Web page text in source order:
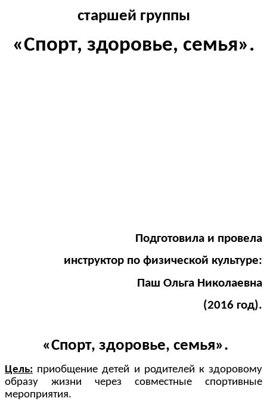
старшей группы
«Спорт, здоровье, семья».
Подготовила и провела
инструктор по физической культуре:
Паш Ольга Николаевна
(2016 год).
«Спорт, здоровье, семья».
Цель: приобщение детей и родителей к здоровому
образу жизни через совместные спортивные
мероприятия.